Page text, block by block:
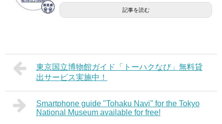
記事を読む
東京国立博物館ガイド「トーハクなび」無料貸
出サービス実施中！
Smartphone guide "Tohaku Navi" for the Tokyo
National Museum available for free!